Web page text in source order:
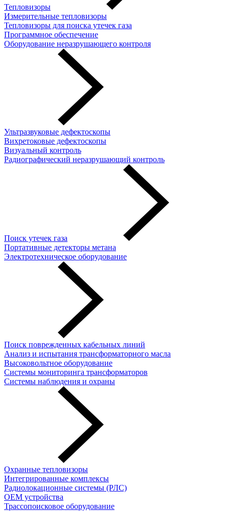
Тепловизоры
Измерительные тепловизоры
Тепловизоры для поиска утечек газа
Программное обеспечение
Оборудование неразрушающего контроля
Ультразвуковые дефектоскопы
Вихретоковые дефектоскопы
Визуальный контроль
Радиографический неразрушающий контроль
Поиск утечек газа
Портативные детекторы метана
Электротехническое оборудование
Поиск поврежденных кабельных линий
Анализ и испытания трансформаторного масла
Высоковольтное оборудование
Системы мониторинга трансформаторов
Системы наблюдения и охраны
Охранные тепловизоры
Интегрированные комплексы
Радиолокационные системы (РЛС)
OEM устройства
Трассопоисковое оборудование